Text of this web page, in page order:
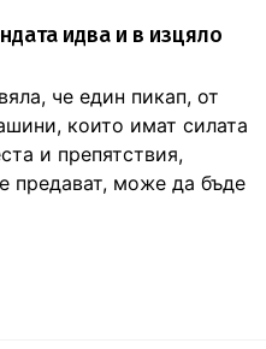
идва и в изцяло
че един пикап, от
които имат силата
и препятствия,
предават, може да бъде